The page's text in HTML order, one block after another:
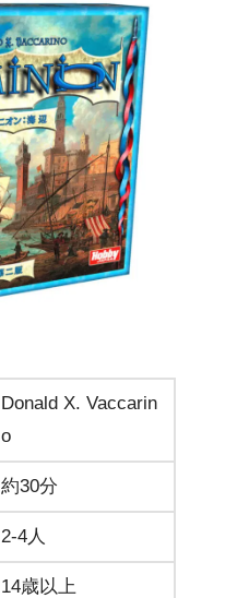
Donald X. Vaccarin
o
約30分
2-4人
14歳以上